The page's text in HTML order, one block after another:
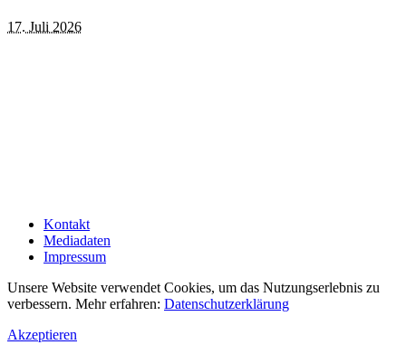
17. Juli 2026
Kontakt
Mediadaten
Impressum
Unsere Website verwendet Cookies, um das Nutzungserlebnis zu
verbessern. Mehr erfahren: Datenschutzerklärung
Akzeptieren